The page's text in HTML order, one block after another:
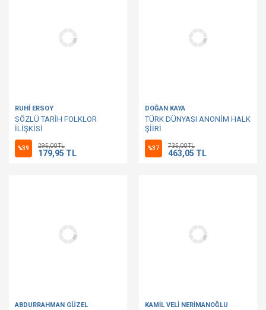
RUHİ ERSOY
SÖZLÜ TARİH FOLKLOR
İLİŞKİSİ
%39 295,00 TL
179,95 TL
DOĞAN KAYA
TÜRK DÜNYASI ANONİM HALK
ŞİİRİ
%37 735,00 TL
463,05 TL
ABDURRAHMAN GÜZEL KAMİL VELİ NERİMANOĞLU